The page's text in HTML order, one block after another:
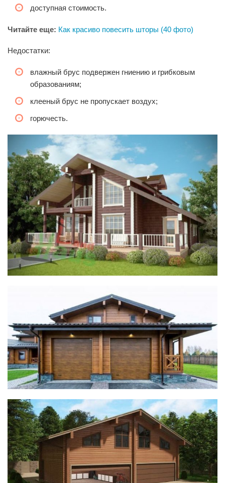
доступная стоимость.
Читайте еще: Как красиво повесить шторы (40 фото)
Недостатки:
влажный брус подвержен гниению и грибковым
образованиям;
клееный брус не пропускает воздух;
горючесть.